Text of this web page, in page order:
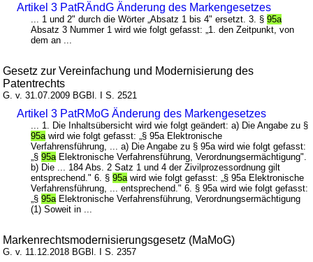
Artikel 3 PatRÄndG Änderung des Markengesetzes
... 1 und 2" durch die Wörter „Absatz 1 bis 4" ersetzt. 3. §95a
Absatz 3 Nummer 1 wird wie folgt gefasst: „1. den Zeitpunkt, von
dem an ...
Gesetz zur Vereinfachung und Modernisierung des
Patentrechts
G. v. 31.07.2009 BGBl. I S. 2521
Artikel 3 PatRMoG Änderung des Markengesetzes
... 1. Die Inhaltsübersicht wird wie folgt geändert: a) Die Angabe zu §
95a wird wie folgt gefasst: „§ 95a Elektronische
Verfahrensführung, ... a) Die Angabe zu § 95a wird wie folgt gefasst:
„§95a Elektronische Verfahrensführung, Verordnungsermächtigung".
b) Die ... 184 Abs. 2 Satz 1 und 4 der Zivilprozessordnung gilt
entsprechend." 6. §95a wird wie folgt gefasst: „§ 95a Elektronische
Verfahrensführung, ... entsprechend." 6. § 95a wird wie folgt gefasst:
„§95a Elektronische Verfahrensführung, Verordnungsermächtigung
(1) Soweit in ...
Markenrechtsmodernisierungsgesetz (MaMoG)
G. v. 11.12.2018 BGBl. I S. 2357